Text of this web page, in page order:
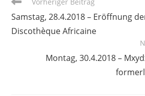
ansehen
Samstag, 28.4.2018 – Eröffnung
Discothèque Africaine
Montag, 30.4.2018 –